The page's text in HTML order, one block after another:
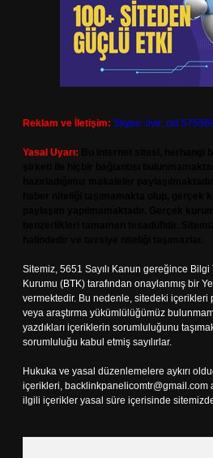
Reklam ve İletişim: Skype:
Yasal Uyarı:
Sitemiz, 5651 Sayılı Kanun gereğince
Kurumu (BTK) tarafından onaylanmış bir
vermektedir. Bu nedenle, sitedeki içerikleri
veya araştırma yükümlülüğümüz
yazdıkları içeriklerin sorumluluğunu
sorumluluğu kabul etmiş sayılırlar.
Hukuka ve yasal düzenlemelere aykırı
içerikleri, backlinkpanelicomtr@gmail.com
ilgili içerikler yasal süre içerisinde